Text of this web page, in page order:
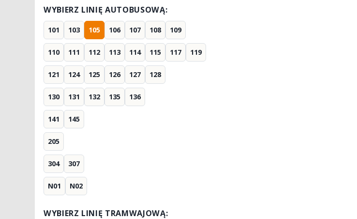
WYBIERZ LINIĘ AUTOBUSOWĄ:
101 103 105 106 107 108 109
110 111 112 113 114 115 117 119
121 124 125 126 127 128
130 131 132 135 136
141 145
205
304 307
N01 N02
WYBIERZ LINIĘ TRAMWAJOWĄ: